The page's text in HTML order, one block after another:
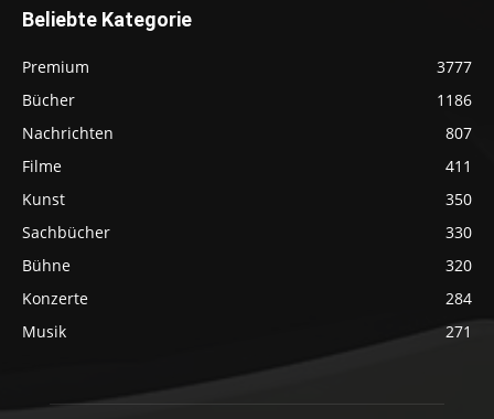
Beliebte Kategorie
Premium
3777
Bücher
1186
Nachrichten
807
Filme
411
Kunst
350
Sachbücher
330
Bühne
320
Konzerte
284
Musik
271